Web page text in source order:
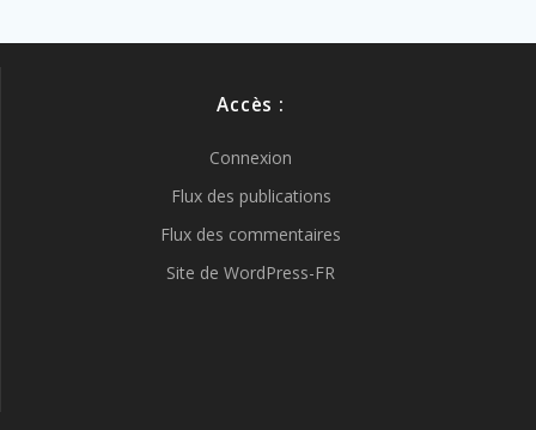
Accès :
Connexion
Flux des publications
Flux des commentaires
Site de WordPress-FR